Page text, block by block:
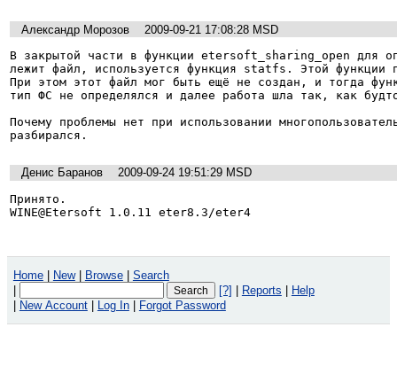
Александр Морозов
2009-09-21 17:08:28 MSD
В закрытой части в функции etersoft_sharing_open для
лежит файл, используется функция statfs. Этой функции
При этом этот файл мог быть ещё не создан, и тогда
тип ФС не определялся и далее работа шла так, как
Почему проблемы нет при использовании
Денис Баранов
2009-09-24 19:51:29 MSD
Принято.
WINE@Etersoft 1.0.11 eter8.3/eter4
Home New Browse
Search
[?] Reports
Help
New Account Log In Forgot Password